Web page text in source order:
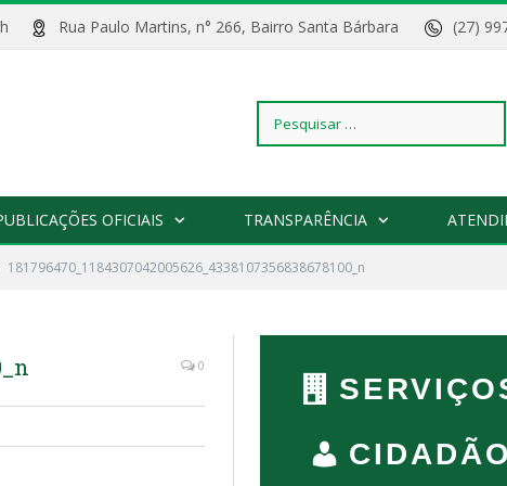
Rua Paulo Martins, n° 266, Bairro Santa Bárbara (27)
Pesquisar
por:
OFICIAIS TRANSPARÊNCIA
181796470_1184307042005626_4338107356838678100_n
0
CIDADÃO